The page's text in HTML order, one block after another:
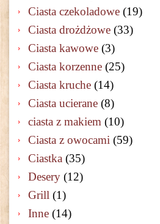
Ciasta czekoladowe (19)
Ciasta drożdżowe (33)
Ciasta kawowe (3)
Ciasta korzenne (25)
Ciasta kruche (14)
Ciasta ucierane (8)
ciasta z makiem (10)
Ciasta z owocami (59)
Ciastka (35)
Desery (12)
Grill (1)
Inne (14)